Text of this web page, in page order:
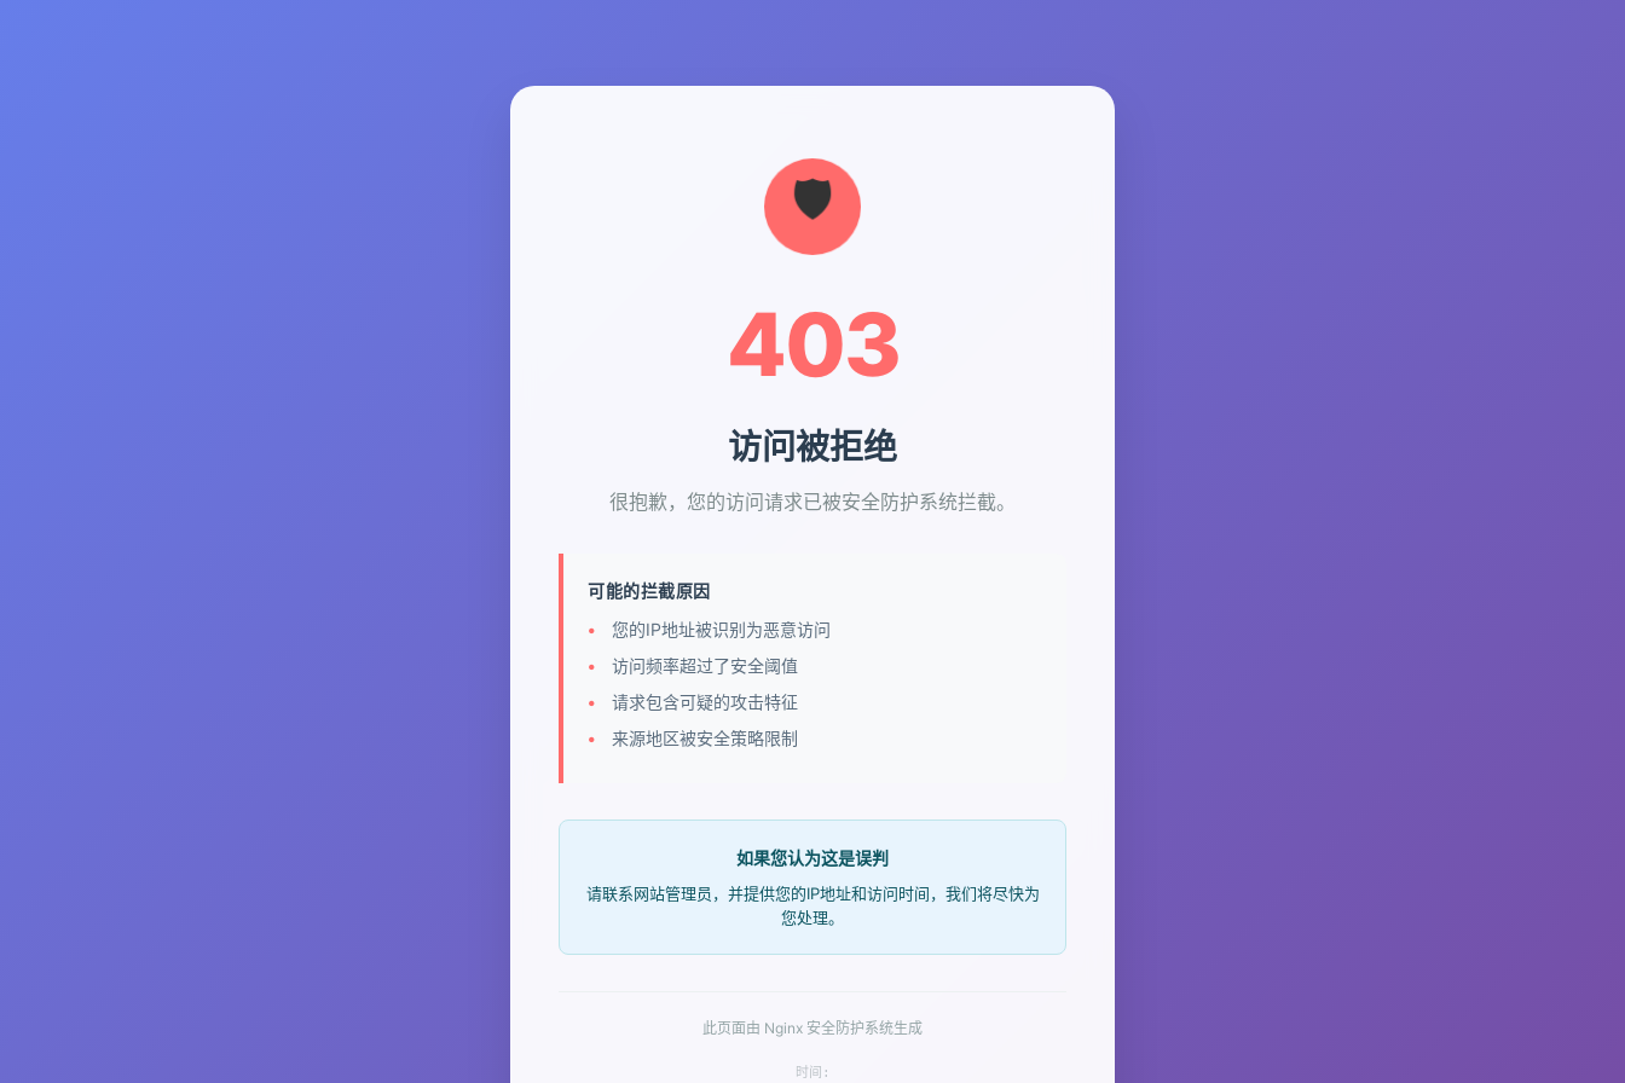
403
访问被拒绝
很抱歉，您的访问请求已被安全防护系统拦截。
可能的拦截原因
您的IP地址被识别为恶意访问
访问频率超过了安全阈值
请求包含可疑的攻击特征
来源地区被安全策略限制
如果您认为这是误判
请联系网站管理员，并提供您的IP地址和访问时间，我们将尽快为
您处理。
此页面由 Nginx 安全防护系统生成
时间: